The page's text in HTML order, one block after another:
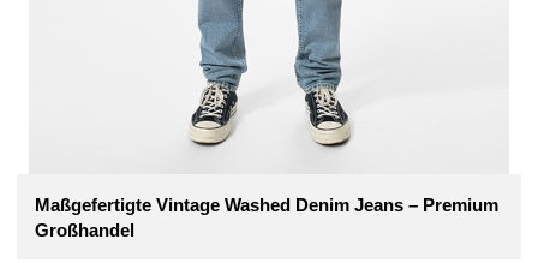
Maßgefertigte Vintage Washed Denim Jeans – Premium
Großhandel